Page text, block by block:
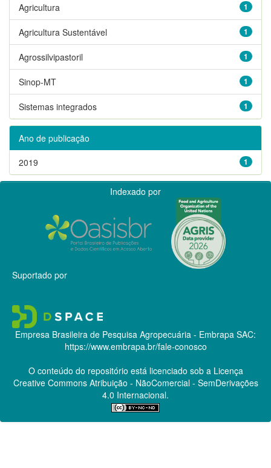
1
Agricultura
1
Agricultura Sustentável
1
Agrossilvipastoril
1
Sinop-MT
1
Sistemas integrados
Ano de publicação
1
2019
Indexado por
Suportado por
Empresa Brasileira de Pesquisa Agropecuária - Embrapa SAC:
https://www.embrapa.br/fale-conosco
O conteúdo do repositório está licenciado sob a Licença
Creative CommonsAtribuição - NãoComercial - SemDerivações
4.0 Internacional.